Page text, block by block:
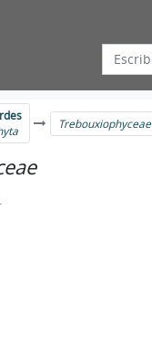
Trebouxiophyceae